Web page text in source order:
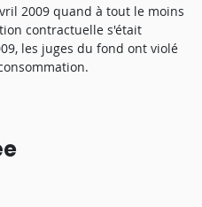
2009 quand à tout le moins
contractuelle s'était
les juges du fond ont violé